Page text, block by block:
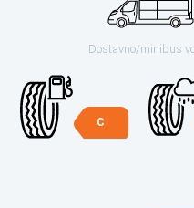
Dostavno/minibus
C